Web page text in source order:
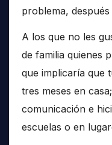
problema,
A los que no les
de familia quienes
que implicaría que
tres meses en
comunicación e
escuelas o en